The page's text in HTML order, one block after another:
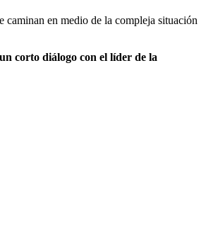
caminan en medio de la compleja situación
corto diálogo con el líder de la